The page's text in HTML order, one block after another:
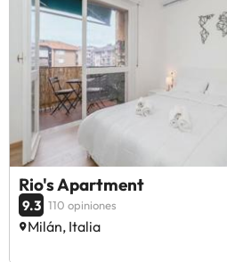
Rio's Apartment
9.3 110 opiniones
Milán, Italia